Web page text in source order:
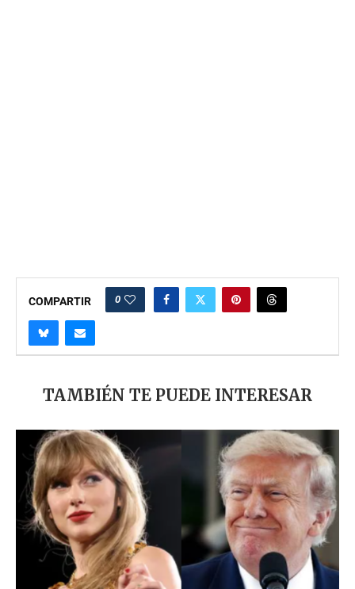
COMPARTIR 0
TAMBIÉN TE PUEDE INTERESAR